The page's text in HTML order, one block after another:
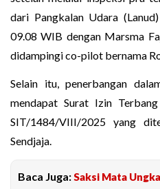
dari Pangkalan Udara
09.08 WIB dengan Marsma
didampingi co-pilot bernama
Selain itu, penerbangan
mendapat Surat Izin
SIT/1484/VIII/2025 yang
Sendjaja.
Baca Juga:Saksi Mata